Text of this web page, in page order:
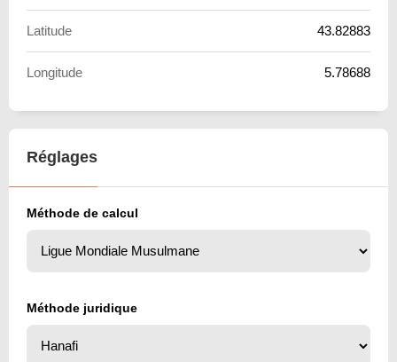
Latitude 43.82883
Longitude 5.78688
Réglages
Méthode de calcul
Méthode juridique